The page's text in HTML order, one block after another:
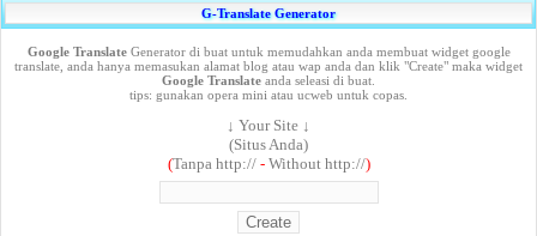
G-Translate Generator
Google TranslateGenerator di buat untuk memudahkan anda membuat widget google
translate, anda hanya memasukan alamat blog atau wap anda dan klik "Create" maka widget
Google Translate anda seleasi di buat.
tips: gunakan opera mini atau ucweb untuk copas.
↓ Your Site ↓
(Situs Anda)
(Tanpa http:// -Without http://)